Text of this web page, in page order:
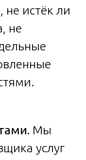
истёк ли
не
Мы
услуг